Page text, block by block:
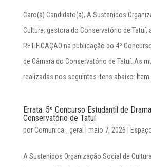
Caro(a) Candidato(a), A Sustenidos
Cultura, gestora do Conservatório de Tatuí,
RETIFICAÇÃO na publicação do 4º
de Câmara do Conservatório de Tatuí. As
realizadas nos seguintes itens abaixo: Item...
Errata: 5º Concurso Estudantil de
Conservatório de Tatuí
porComunica _geral maio 7, 2026
A Sustenidos Organização Social de